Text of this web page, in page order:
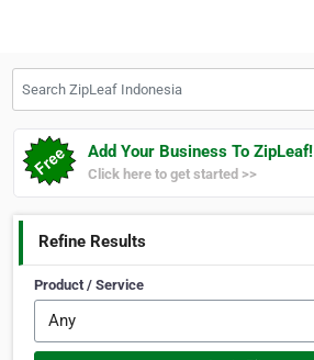
Add Your Business To ZipLeaf!
Click here to get started >>
Refine Results
Product / Service